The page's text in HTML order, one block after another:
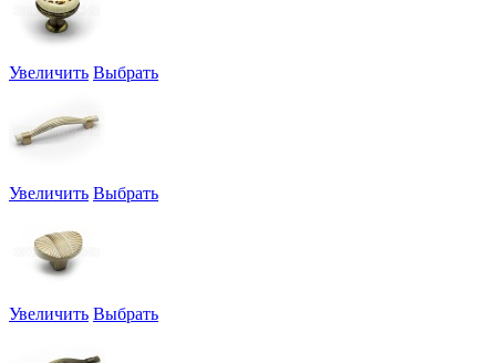
Увеличить Выбрать
Увеличить Выбрать
Увеличить Выбрать